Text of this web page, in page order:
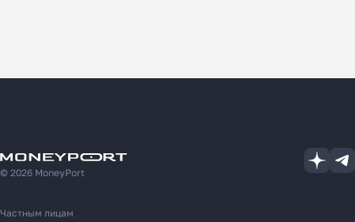
© 2026 MoneyPort
Частным лицам